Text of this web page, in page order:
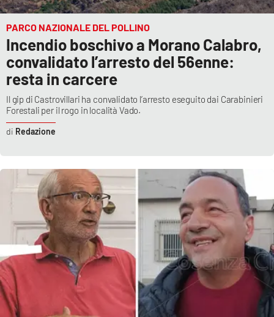
PARCO NAZIONALE DEL POLLINO
Incendio boschivo a Morano Calabro,
convalidato l’arresto del 56enne:
resta in carcere
Il gip di Castrovillari ha convalidato l’arresto eseguito dai Carabinieri
Forestali per il rogo in località Vado.
Redazione